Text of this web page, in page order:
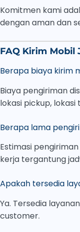
Komitmen kami
dengan aman dan
FAQ Kirim Mobil
Berapa biaya kirim
Biaya pengiriman
lokasi pickup, lokasi
Berapa lama
Estimasi
kerja tergantung
Apakah tersedia
Ya. Tersedia
customer.